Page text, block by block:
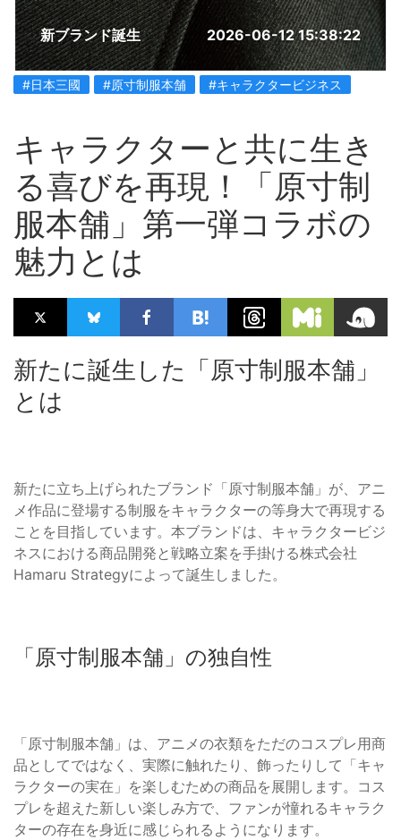
新ブランド誕生 2026-06-12 15:38:22
#日本三國 #原寸制服本舗 #キャラクタービジネス
キャラクターと共に生き
る喜びを再現！「原寸制
服本舗」第一弾コラボの
魅力とは
新たに誕生した「原寸制服本舗」
とは
新たに立ち上げられたブランド「原寸制服本舗」が、アニ
メ作品に登場する制服をキャラクターの等身大で再現する
ことを目指しています。本ブランドは、キャラクタービジ
ネスにおける商品開発と戦略立案を手掛ける株式会社
Hamaru Strategyによって誕生しました。
「原寸制服本舗」の独自性
「原寸制服本舗」は、アニメの衣類をただのコスプレ用商
品としてではなく、実際に触れたり、飾ったりして「キャ
ラクターの実在」を楽しむための商品を展開します。コス
プレを超えた新しい楽しみ方で、ファンが憧れるキャラク
ターの存在を身近に感じられるようになります。